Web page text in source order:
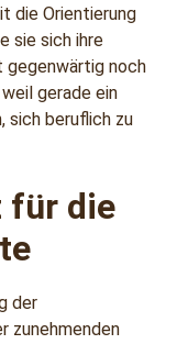
die Orientierung
sie sich ihre
gegenwärtig noch
gerade ein
sich beruflich zu
für die
der
zunehmenden